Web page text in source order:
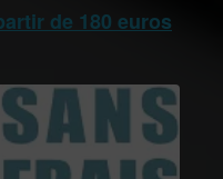
de 180 euros